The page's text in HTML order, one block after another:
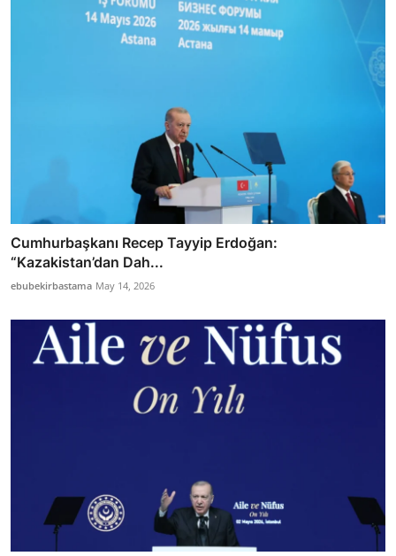
Cumhurbaşkanı Recep Tayyip Erdoğan:
“Kazakistan’dan Dah...
ebubekirbastama May 14, 2026